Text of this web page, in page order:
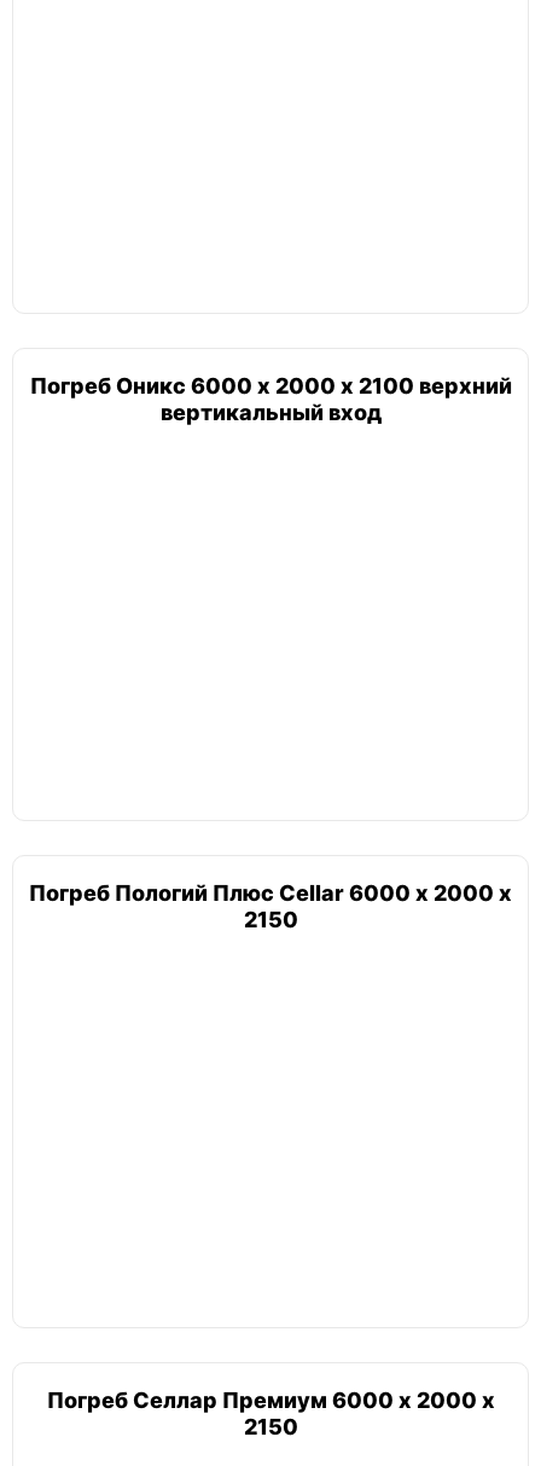
Погреб Оникс 6000 х 2000 х 2100 верхний
вертикальный вход
Погреб Пологий Плюс Cellar 6000 х 2000 х
2150
Погреб Селлар Премиум 6000 х 2000 х
2150